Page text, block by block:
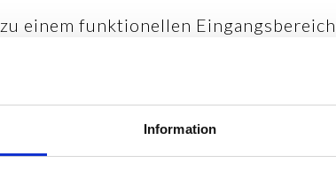
Information
einem funktionellen
wasser- und eisfrei. Abstreifroste